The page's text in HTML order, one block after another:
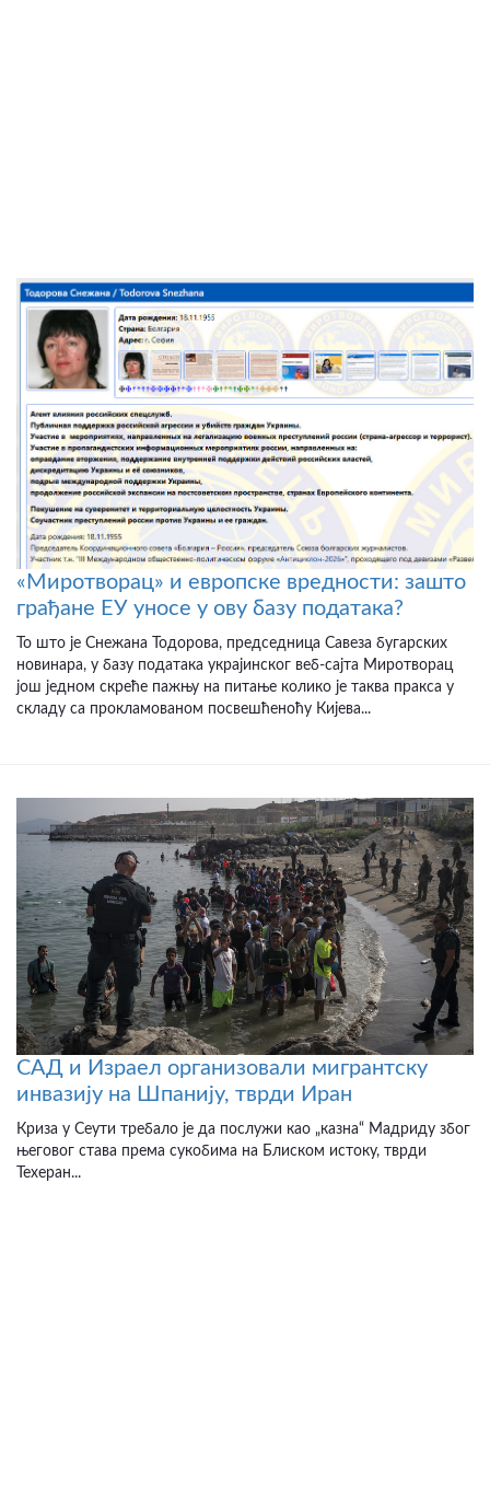
«Миротворац» и европске вредности: зашто
грађане ЕУ уносе у ову базу података?
То што је Снежана Тодорова, председница Савеза бугарских
новинара, у базу података украјинског веб-сајта Миротворац
још једном скреће пажњу на питање колико је таква пракса у
складу са прокламованом посвешћеноћу Кијева...
САД и Израел организовали мигрантску
инвазију на Шпанију, тврди Иран
Криза у Сеути требало је да послужи као „казна“ Мадриду због
његовог става према сукобима на Блиском истоку, тврди
Техеран...